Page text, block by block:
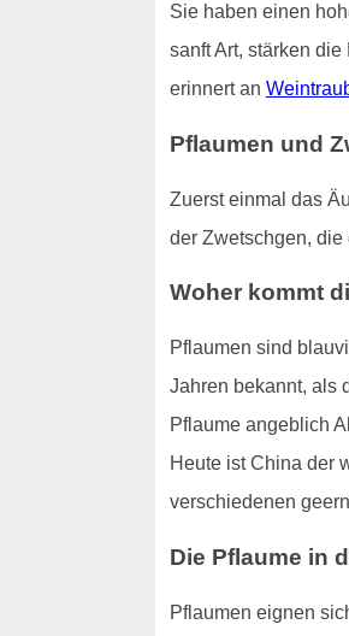
Sie haben einen
sanft Art, stärken
erinnert an
Pflaumen und
Zuerst einmal das
der Zwetschgen,
Woher kommt
Pflaumen sind
Jahren bekannt, als
Pflaume angeblich
Heute ist China der
verschiedenen
Die Pflaume in
Pflaumen eignen